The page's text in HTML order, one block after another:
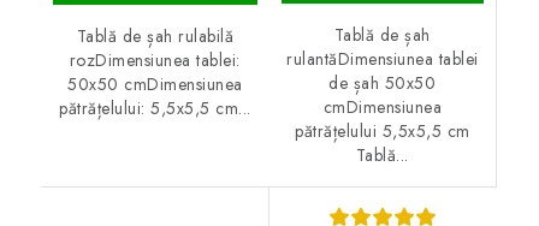
Tablă de șah rulabilă
rozDimensiunea tablei:
50x50 cmDimensiunea
pătrățelului: 5,5x5,5 cm...
Tablă de șah
rulantăDimensiunea tablei
de șah 50x50
cmDimensiunea
pătrățelului 5,5x5,5 cm
Tablă...